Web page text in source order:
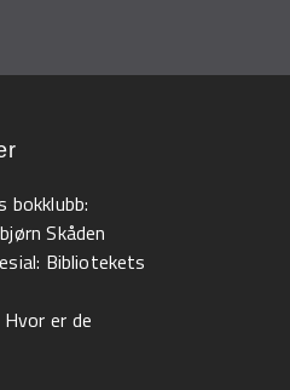
Skåden
Bibliotekets
er de